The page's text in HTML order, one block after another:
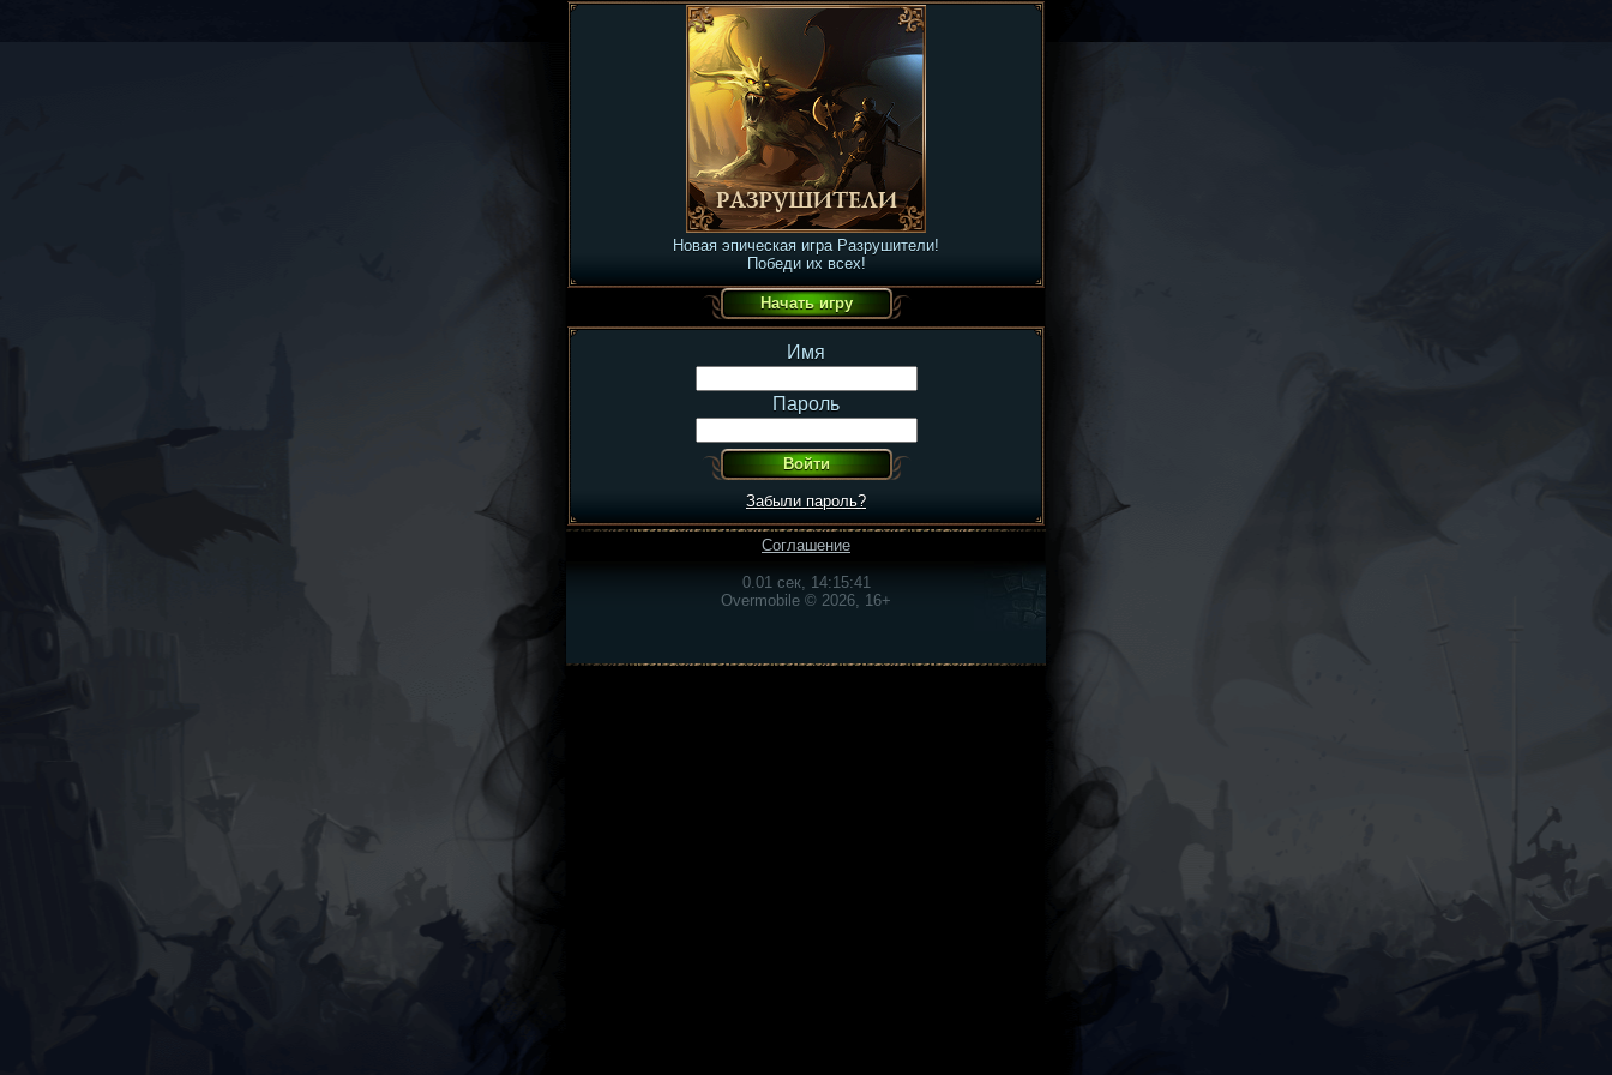
Новая эпическая игра Разрушители!
Победи их всех!
Имя
Пароль
Забыли пароль?
Соглашение
0.01 сек, 14:15:41
Overmobile © 2026, 16+